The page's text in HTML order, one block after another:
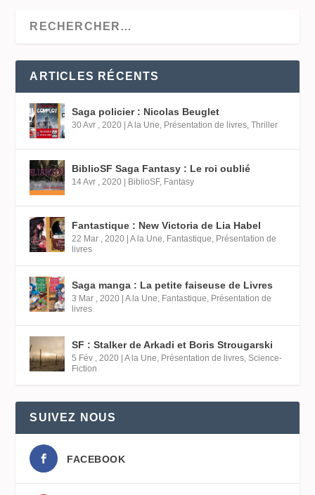
ARTICLES RÉCENTS
Saga policier : Nicolas Beuglet
30 Avr , 2020 |A la Une Présentation de livres ,Thriller
BiblioSF Saga Fantasy : Le roi oublié
14 Avr , 2020 | BiblioSF, Fantasy
Fantastique : New Victoria de Lia Habel
22 Mar , 2020 |A la Une Fantastique Présentation de
livres
Saga manga : La petite faiseuse de Livres
3 Mar , 2020 |A la Une Fantastique Présentation de
livres
SF : Stalker de Arkadi et Boris Strougarski
5 Fév , 2020 |A la Une Présentation de livres ,Science-
Fiction
SUIVEZ NOUS
FACEBOOK